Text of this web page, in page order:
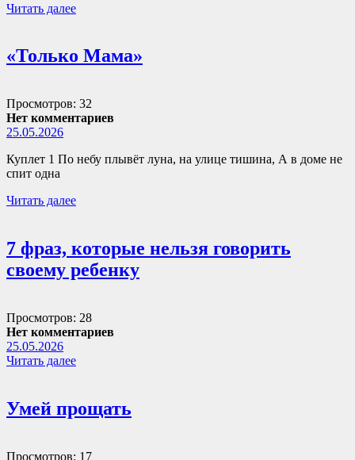
Читать далее
«Только Мама»
Просмотров: 32
Нет комментариев
25.05.2026
Куплет 1 По небу плывёт луна, на улице тишина, А в доме не
спит одна
Читать далее
7 фраз, которые нельзя говорить
своему ребенку
Просмотров: 28
Нет комментариев
25.05.2026
Читать далее
Умей прощать
Просмотров: 17